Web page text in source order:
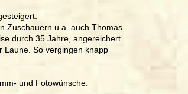
Zuschauern u.a. auch Thomas
durch 35 Jahre, angereichert
Laune. So vergingen knapp
und Fotowünsche.